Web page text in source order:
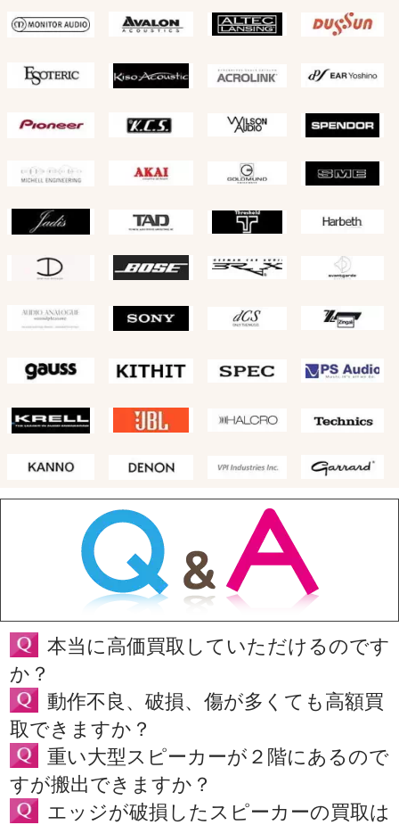
本当に高価買取していただけるのです
か？
動作不良、破損、傷が多くても高額買
取できますか？
重い大型スピーカーが２階にあるので
すが搬出できますか？
エッジが破損したスピーカーの買取は